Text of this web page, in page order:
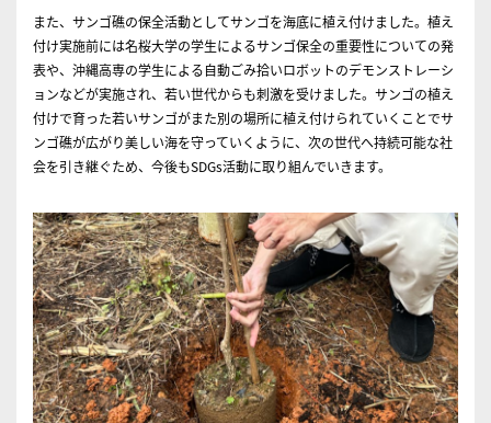
また、サンゴ礁の保全活動としてサンゴを海底に植え付けました。植え
付け実施前には名桜大学の学生によるサンゴ保全の重要性についての発
表や、沖縄高専の学生による自動ごみ拾いロボットのデモンストレーシ
ョンなどが実施され、若い世代からも刺激を受けました。サンゴの植え
付けで育った若いサンゴがまた別の場所に植え付けられていくことでサ
ンゴ礁が広がり美しい海を守っていくように、次の世代へ持続可能な社
会を引き継ぐため、今後もSDGs活動に取り組んでいきます。